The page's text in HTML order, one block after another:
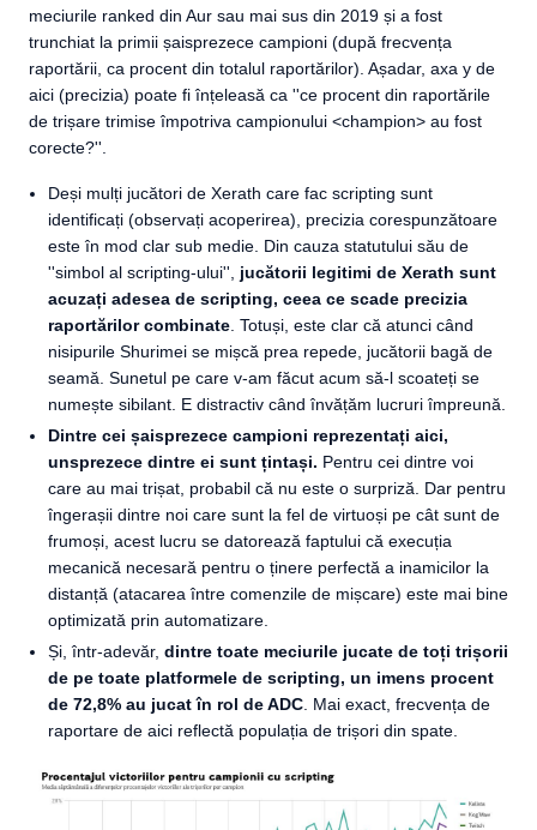
meciurile ranked din Aur sau mai sus din 2019 și a fost
trunchiat la primii șaisprezece campioni (după frecvența
raportării, ca procent din totalul raportărilor). Așadar, axa y de
aici (precizia) poate fi înțeleasă ca ''ce procent din raportările
de trișare trimise împotriva campionului <champion> au fost
corecte?''.
Deși mulți jucători de Xerath care fac scripting sunt
identificați (observați acoperirea), precizia corespunzătoare
este în mod clar sub medie. Din cauza statutului său de
''simbol al scripting-ului'', jucătorii legitimi de Xerath sunt
acuzați adesea de scripting, ceea ce scade precizia
raportărilor combinate . Totuși, este clar că atunci când
nisipurile Shurimei se mișcă prea repede, jucătorii bagă de
seamă. Sunetul pe care v-am făcut acum să-l scoateți se
numește sibilant. E distractiv când învățăm lucruri împreună.
Dintre cei șaisprezece campioni reprezentați aici,
unsprezece dintre ei sunt țintași. Pentru cei dintre voi
care au mai trișat, probabil că nu este o surpriză. Dar pentru
îngerașii dintre noi care sunt la fel de virtuoși pe cât sunt de
frumoși, acest lucru se datorează faptului că execuția
mecanică necesară pentru o ținere perfectă a inamicilor la
distanță (atacarea între comenzile de mișcare) este mai bine
optimizată prin automatizare.
Și, într-adevăr, dintre toate meciurile jucate de toți trișorii
de pe toate platformele de scripting, un imens procent
de 72,8% au jucat în rol de ADC . Mai exact, frecvența de
raportare de aici reflectă populația de trișori din spate.